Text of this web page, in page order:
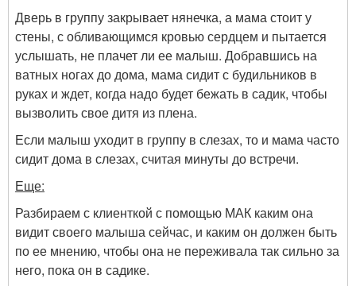
Дверь в группу закрывает нянечка, а мама стоит у
стены, с обливающимся кровью сердцем и пытается
услышать, не плачет ли ее малыш. Добравшись на
ватных ногах до дома, мама сидит с будильников в
руках и ждет, когда надо будет бежать в садик, чтобы
вызволить свое дитя из плена.
Если малыш уходит в группу в слезах, то и мама часто
сидит дома в слезах, считая минуты до встречи.
Еще:
Разбираем с клиенткой с помощью МАК каким она
видит своего малыша сейчас, и каким он должен быть
по ее мнению, чтобы она не переживала так сильно за
него, пока он в садике.